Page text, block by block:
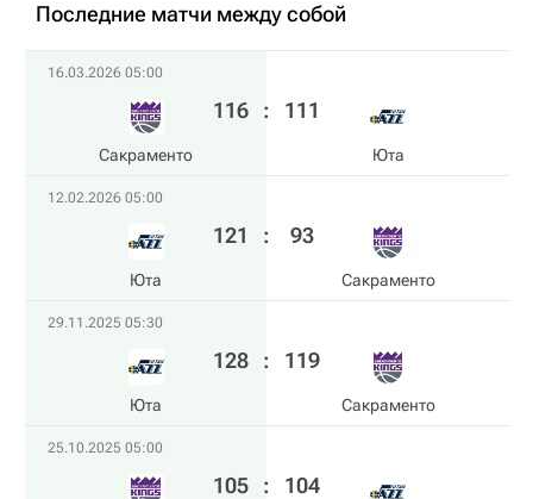
Последние матчи между собой
16.03.2026 05:00
Сакраменто
116 : 111
Юта
12.02.2026 05:00
Юта
121 : 93
Сакраменто
29.11.2025 05:30
Юта
128 : 119
Сакраменто
25.10.2025 05:00
105 : 104